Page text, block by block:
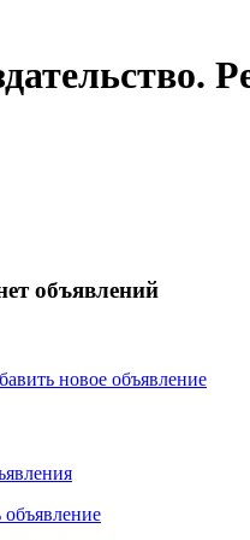
объявлений
новое объявление
объявление